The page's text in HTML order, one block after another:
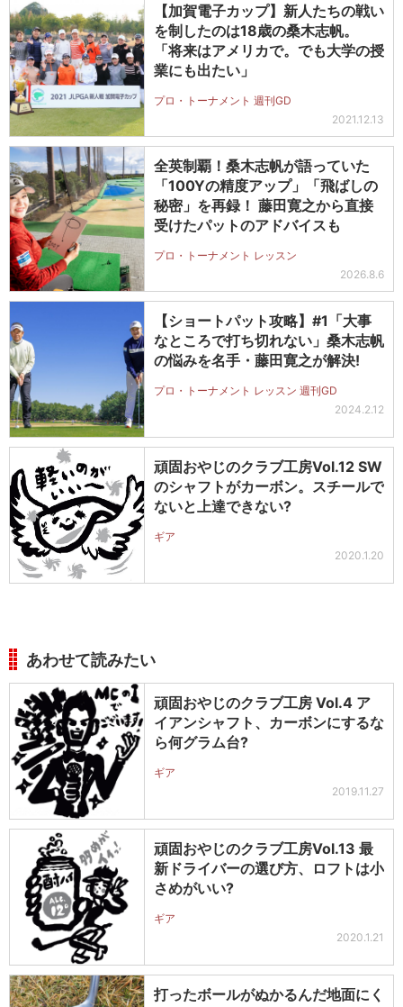
【加賀電子カップ】新人たちの戦い
を制したのは18歳の桑木志帆。
「将来はアメリカで。でも大学の授
業にも出たい」
プロ・トーナメント 週刊GD
2021.12.13
全英制覇！桑木志帆が語っていた
「100Yの精度アップ」「飛ばしの
秘密」を再録！ 藤田寛之から直接
受けたパットのアドバイスも
プロ・トーナメント レッスン
2026.8.6
【ショートパット攻略】#1「大事
なところで打ち切れない」桑木志帆
の悩みを名手・藤田寛之が解決!
プロ・トーナメント レッスン 週刊GD
2024.2.12
頑固おやじのクラブ工房Vol.12 SW
のシャフトがカーボン。スチールで
ないと上達できない?
ギア
2020.1.20
あわせて読みたい
頑固おやじのクラブ工房 Vol.4 ア
イアンシャフト、カーボンにするな
ら何グラム台?
ギア
2019.11.27
頑固おやじのクラブ工房Vol.13 最
新ドライバーの選び方、ロフトは小
さめがいい?
ギア
2020.1.21
打ったボールがぬかるんだ地面にく